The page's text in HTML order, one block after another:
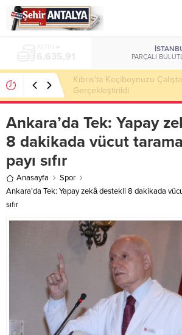
6.635,91 PARÇALI
Kıbrıs’ta Keçiboynuzu
Gerçekleştirildi
Ankara’da Tek: Yapay
8 dakikada vücut
payı sıfır
Anasayfa
Spor
Ankara’da Tek: Yapay zekâ destekli 8 dakikada
sıfır